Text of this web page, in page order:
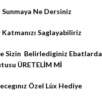
Ne Dersiniz
Saglayabiliriz
Sizin Belirlediginiz Ebatlarda
ÜRETELİM Mİ
Özel Lüx Hediye